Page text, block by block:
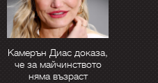
Камерън Диас доказа,
че за майчинството
няма възраст